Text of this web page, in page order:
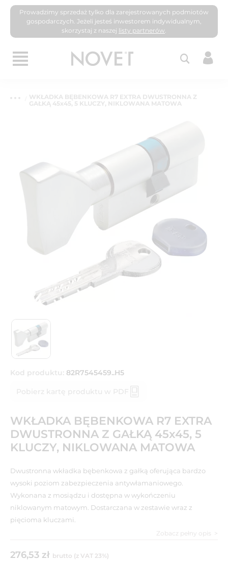
Prowadzimy sprzedaż tylko dla zarejestrowanych podmiotów
gospodarczych. Jeżeli jesteś inwestorem indywidualnym,
skorzystaj z naszej listy partnerów.
WKŁADKA BĘBENKOWA R7 EXTRA DWUSTRONNA Z
GAŁKĄ 45x45, 5 KLUCZY, NIKLOWANA MATOWA
Kod produktu: 82R7545459..H5
Pobierz kartę produktu w PDF
WKŁADKA BĘBENKOWA R7 EXTRA
DWUSTRONNA Z GAŁKĄ 45x45, 5
KLUCZY, NIKLOWANA MATOWA
Dwustronna wkładka bębenkowa z gałką oferująca bardzo
wysoki poziom zabezpieczenia antywłamaniowego.
Wykonana z mosiądzu i dostępna w wykończeniu
niklowanym matowym. Dostarczana w zestawie wraz z
pięcioma kluczami.
Zobacz pełny opis
276,53 zł brutto (z VAT 23%)